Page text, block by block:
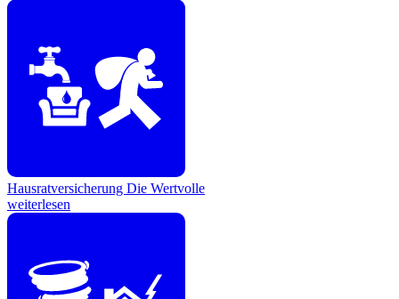
Hausratversicherung Die Wertvolle
weiterlesen